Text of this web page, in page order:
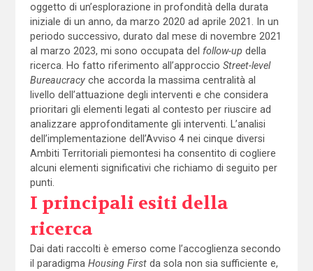
oggetto di un’esplorazione in profondità della durata
iniziale di un anno, da marzo 2020 ad aprile 2021. In un
periodo successivo, durato dal mese di novembre 2021
al marzo 2023, mi sono occupata del follow-up della
ricerca. Ho fatto riferimento all’approccio Street-level
Bureaucracyche accorda la massima centralità al
livello dell’attuazione degli interventi e che considera
prioritari gli elementi legati al contesto per riuscire ad
analizzare approfonditamente gli interventi. L’analisi
dell’implementazione dell’Avviso 4 nei cinque diversi
Ambiti Territoriali piemontesi ha consentito di cogliere
alcuni elementi significativi che richiamo di seguito per
punti.
I principali esiti della
ricerca
Dai dati raccolti è emerso come l’accoglienza secondo
il paradigma Housing Firstda sola non sia sufficiente e,